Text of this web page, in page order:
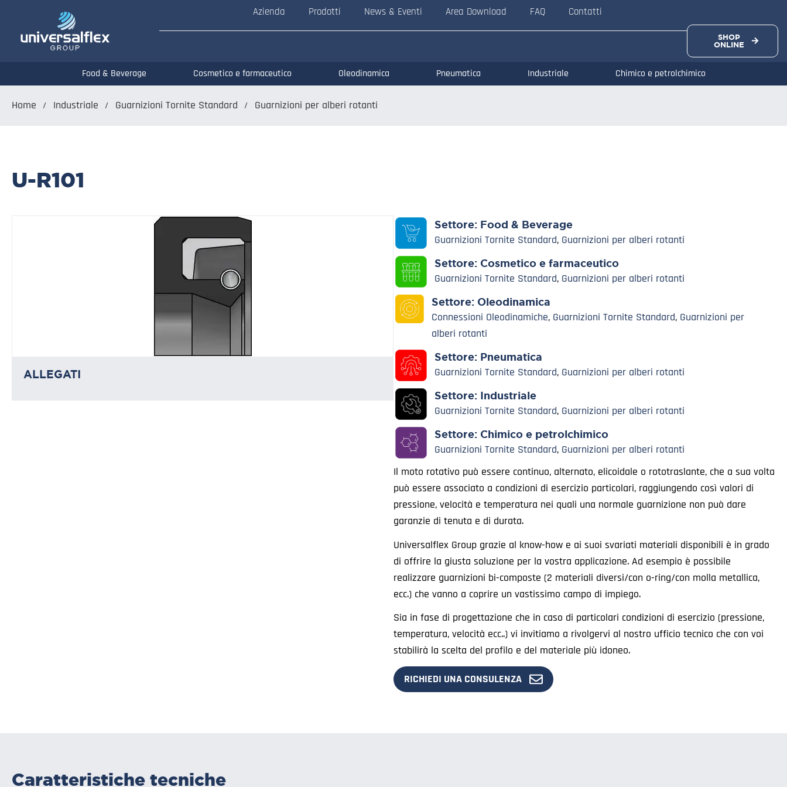
Azienda Prodotti News & Eventi Area Download FAQ Contatti
SHOP
ONLINE
Food & Beverage Cosmetico e farmaceutico Oleodinamica Pneumatica Industriale Chimico e petrolchimico
Home Industriale Guarnizioni Tornite Standard Guarnizioni per alberi rotanti
U-R101
ALLEGATI
Settore: Food & Beverage
Guarnizioni Tornite Standard, Guarnizioni per alberi rotanti
Settore: Cosmetico e farmaceutico
Guarnizioni Tornite Standard, Guarnizioni per alberi rotanti
Settore: Oleodinamica
Connessioni Oleodinamiche, Guarnizioni Tornite Standard, Guarnizioni per
alberi rotanti
Settore: Pneumatica
Guarnizioni Tornite Standard, Guarnizioni per alberi rotanti
Settore: Industriale
Guarnizioni Tornite Standard, Guarnizioni per alberi rotanti
Settore: Chimico e petrolchimico
Guarnizioni Tornite Standard, Guarnizioni per alberi rotanti
Il moto rotativo può essere continuo, alternato, elicoidale o rototraslante, che a sua volta
può essere associato a condizioni di esercizio particolari, raggiungendo così valori di
pressione, velocità e temperatura nei quali una normale guarnizione non può dare
garanzie di tenuta e di durata.
Universalflex Group grazie al know-how e ai suoi svariati materiali disponibili è in grado
di offrire la giusta soluzione per la vostra applicazione. Ad esempio è possibile
realizzare guarnizioni bi-composte (2 materiali diversi/con o-ring/con molla metallica,
ecc.) che vanno a coprire un vastissimo campo di impiego.
Sia in fase di progettazione che in caso di particolari condizioni di esercizio (pressione,
temperatura, velocità ecc..) vi invitiamo a rivolgervi al nostro ufficio tecnico che con voi
stabilirà la scelta del profilo e del materiale più idoneo.
RICHIEDI UNA CONSULENZA
Caratteristiche tecniche